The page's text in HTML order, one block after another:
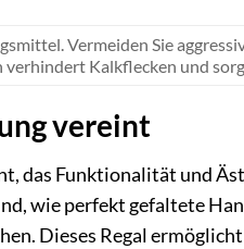
Vermeiden Sie
verhindert Kalkflecken und
vereint
das Funktionalität und
wie perfekt gefaltete
Dieses Regal